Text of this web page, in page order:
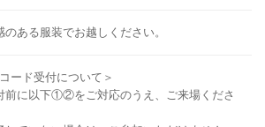
のある服装でお越しください。
ード受付について＞
前に以下①②をご対応のうえ、ご来場くださ